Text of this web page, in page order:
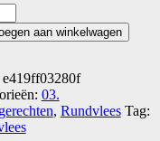
aan winkelwagen
e419ff03280f
03.
, Rundvlees Tag: